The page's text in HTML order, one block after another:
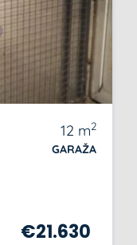
12 m2
GARAŽA
€21.630